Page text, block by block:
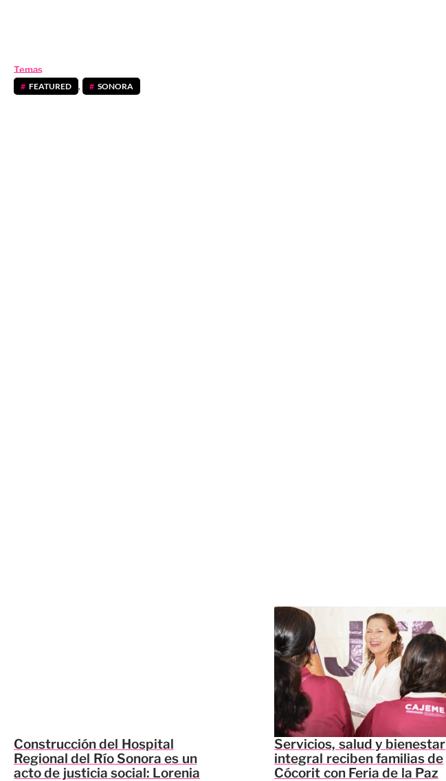
Temas
FEATURED , SONORA
Construcción del Hospital
Regional del Río Sonora es un
acto de justicia social: Lorenia
Servicios, salud y bienestar
integral reciben familias de
Cócorit con Feria de la Paz